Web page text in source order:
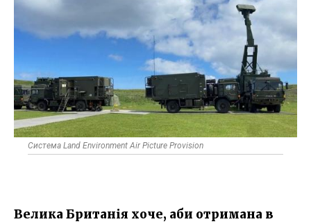
Система Land Environment Air Picture Provision
Велика Британія хоче, аби отримана в